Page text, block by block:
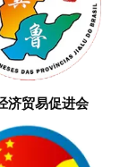
济贸易促进会